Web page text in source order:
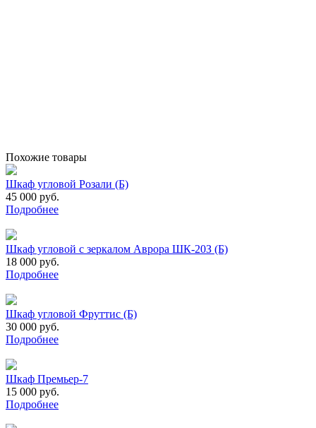
Похожие товары
Шкаф угловой Розали (Б)
45 000 руб.
Подробнее
Шкаф угловой с зеркалом Аврора ШК-20З (Б)
18 000 руб.
Подробнее
Шкаф угловой Фруттис (Б)
30 000 руб.
Подробнее
Шкаф Премьер-7
15 000 руб.
Подробнее